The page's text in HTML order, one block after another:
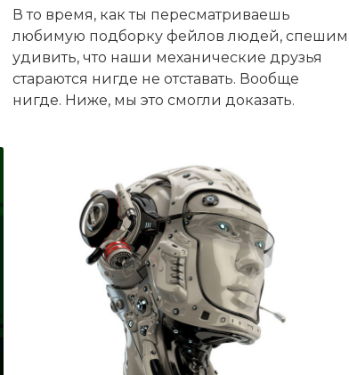
В то время, как ты пересматриваешь
любимую подборку фейлов людей, спешим
удивить, что наши механические друзья
стараются нигде не отставать. Вообще
нигде. Ниже, мы это смогли доказать.